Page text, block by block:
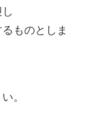
ものとしま
。